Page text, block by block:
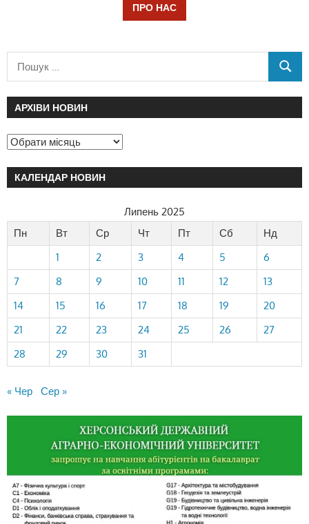
ПРО НАС
АРХІВИ НОВИН
КАЛЕНДАР НОВИН
Липень 2025
Пн
Вт Ср Чт Пт Сб
Нд
1
2 3 4 5
6
7
8 9 10 11 12
13
14
15 16 17 18 19
20
21
22 23 24 25 26
27
28
29 30 31
« Чер Сер »